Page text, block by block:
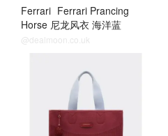
Ferrari Ferrari Prancing
Horse 尼龙风衣 海洋蓝
@dealmoon.co.uk